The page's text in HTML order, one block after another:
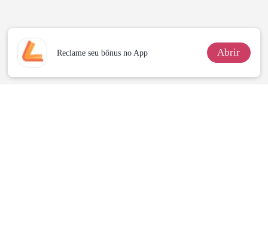
Reclame seu bônus no App Abrir